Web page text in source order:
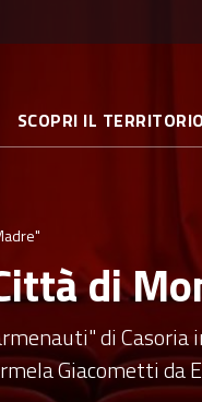
SCOPRI IL TERRITORIO
di
di Casoria
Giacometti da